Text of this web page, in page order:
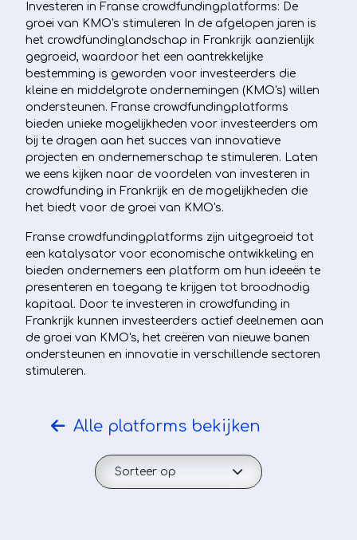
Investeren in Franse crowdfundingplatforms: De
groei van KMO's stimuleren In de afgelopen jaren is
het crowdfundinglandschap in Frankrijk aanzienlijk
gegroeid, waardoor het een aantrekkelijke
bestemming is geworden voor investeerders die
kleine en middelgrote ondernemingen (KMO's) willen
ondersteunen. Franse crowdfundingplatforms
bieden unieke mogelijkheden voor investeerders om
bij te dragen aan het succes van innovatieve
projecten en ondernemerschap te stimuleren. Laten
we eens kijken naar de voordelen van investeren in
crowdfunding in Frankrijk en de mogelijkheden die
het biedt voor de groei van KMO's.
Franse crowdfundingplatforms zijn uitgegroeid tot
een katalysator voor economische ontwikkeling en
bieden ondernemers een platform om hun ideeën te
presenteren en toegang te krijgen tot broodnodig
kapitaal. Door te investeren in crowdfunding in
Frankrijk kunnen investeerders actief deelnemen aan
de groei van KMO's, het creëren van nieuwe banen
ondersteunen en innovatie in verschillende sectoren
stimuleren.
Alle platforms bekijken
Sorteer op